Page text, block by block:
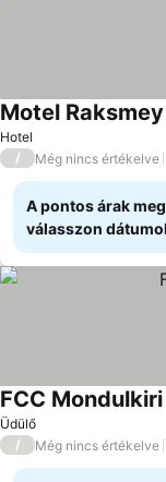
Hotel
Motel
/ Még nincs értékelve
A pontos árak
válasszon
Üdülő
FCC
/ Még nincs értékelve